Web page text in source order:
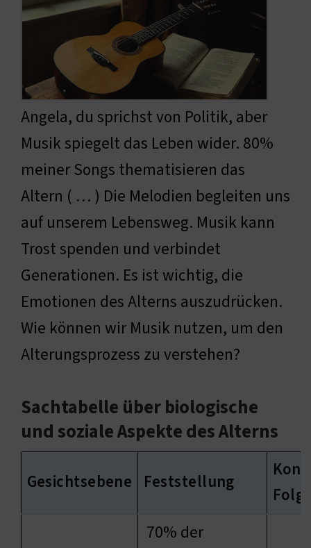
Angela, du sprichst von Politik, aber
Musik spiegelt das Leben wider. 80%
meiner Songs thematisieren das
Altern ( … ) Die Melodien begleiten uns
auf unserem Lebensweg. Musik kann
Trost spenden und verbindet
Generationen. Es ist wichtig, die
Emotionen des Alterns auszudrücken.
Wie können wir Musik nutzen, um den
Alterungsprozess zu verstehen?
Sachtabelle über biologische
und soziale Aspekte des Alterns
Gesichtsebene Feststellung
70% der